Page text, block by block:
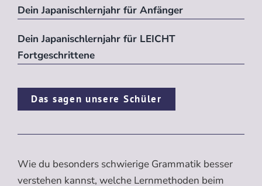
Dein Japanischlernjahr für Anfänger
Dein Japanischlernjahr für LEICHT
Fortgeschrittene
Das sagen unsere Schüler
Wie du besonders schwierige Grammatik besser
verstehen kannst, welche Lernmethoden beim